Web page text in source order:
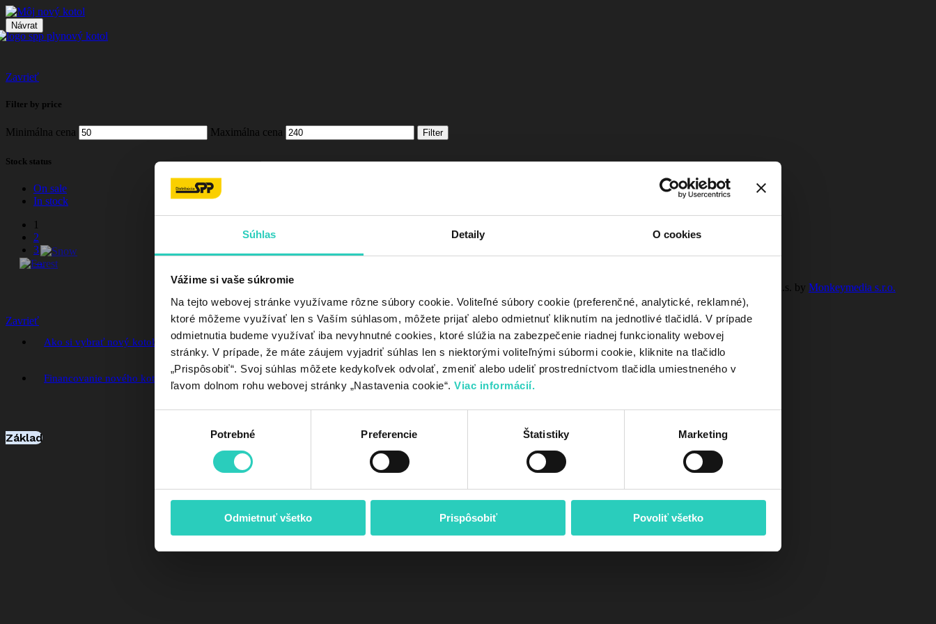
Súhlas Detaily O cookies
Vážime si vaše súkromie
Na tejto webovej stránke využívame rôzne súbory cookie. Voliteľné súbory cookie (preferenčné, analytické, reklamné),
ktoré môžeme využívať len s Vaším súhlasom, môžete prijať alebo odmietnuť kliknutím na jednotlivé tlačidlá. V prípade
odmietnutia budeme využívať iba nevyhnutné cookies, ktoré slúžia na zabezpečenie riadnej funkcionality webovej
stránky. V prípade, že máte záujem vyjadriť súhlas len s niektorými voliteľnými súbormi cookie, kliknite na tlačidlo
„Prispôsobiť“. Svoj súhlas môžete kedykoľvek odvolať, zmeniť alebo udeliť prostredníctvom tlačidla umiestneného v
ľavom dolnom rohu webovej stránky „Nastavenia cookie“. Viac informácií.
Potrebné Preferencie Štatistiky Marketing
Odmietnuť všetko Prispôsobiť Povoliť všetko
Návrat
Zavrieť
Filter by price
Minimálna cena Maximálna cena Filter
Stock status
On sale
In stock
1
2
3
→
© 2023 SPP - distribúcia, a.s. by Monkeymedia s.r.o.
Zavrieť
Ako si vybrať nový kotol Chcem poukaz na nový kotol Ako použiť poukaz Prečo si vybrať kotol u nás? Výhody kondenzačného kotla
Financovanie nového kotla so zvýhodnenými podmienkami TEST HP
Základ